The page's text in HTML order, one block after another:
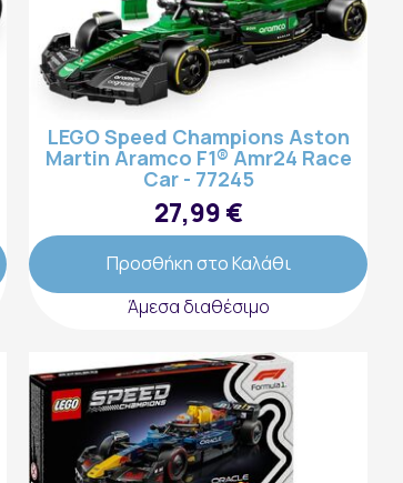
LEGO Speed Champions Aston
Martin Aramco F1® Amr24 Race
Car - 77245
27,99 €
Προσθήκη στο Καλάθι
Άμεσα διαθέσιμο